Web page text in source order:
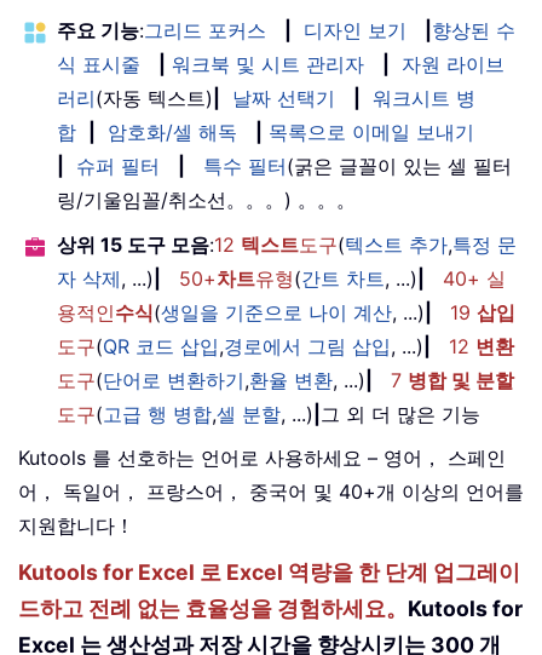
주요 기능:그리드 포커스 디자인 보기
향상된 수
식 표시줄
워크북 및 시트 관리자
자원 라이브
러리(자동 텍스트) 날짜 선택기
워크시트 병
합
암호화/셀 해독
목록으로 이메일 보내기
슈퍼 필터 특수 필터(굵은 글꼴이 있는 셀 필터
링/기울임꼴/취소선。。。) 。。。
상위 15 도구 모음:12 텍스트도구(텍스트 추가,특정 문
자 삭제, ...) 50+차트유형(간트 차트, ...)
40+ 실
용적인수식(생일을 기준으로 나이 계산, ...) 19 삽입
도구(QR 코드 삽입,경로에서 그림 삽입, ...) 12 변환
도구(단어로 변환하기,환율 변환, ...) 7 병합 및 분할
도구(고급 행 병합,셀 분할, ...) 그 외 더 많은 기능
Kutools 를 선호하는 언어로 사용하세요 – 영어， 스페인
어， 독일어， 프랑스어， 중국어 및 40+개 이상의 언어를
지원합니다！
Kutools for Excel 로 Excel 역량을 한 단계 업그레이
드하고 전례 없는 효율성을 경험하세요。 Kutools for
Excel 는 생산성과 저장 시간을 향상시키는 300 개